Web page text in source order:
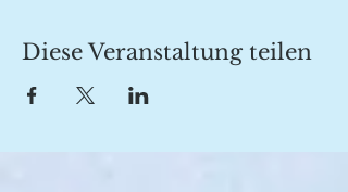
Diese Veranstaltung teilen